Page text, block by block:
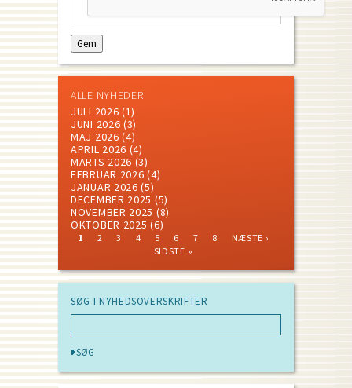
ALLE NYHEDER
JULI 2026 (1)
JUNI 2026 (3)
MAJ 2026 (4)
APRIL 2026 (4)
MARTS 2026 (3)
FEBRUAR 2026 (4)
JANUAR 2026 (5)
DECEMBER 2025 (5)
NOVEMBER 2025 (8)
OKTOBER 2025 (6)
CURRENT
1 PAGE
2 PAGE
3 PAGE
4 PAGE
5 PAGE
6 PAGE
7 PAGE
8
NEXT
NÆSTE ›
SIDSTE »
SØG I NYHEDSOVERSKRIFTER